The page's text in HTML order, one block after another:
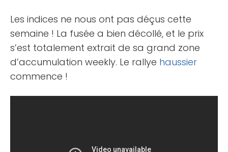
Les indices ne nous ont pas déçus cette
semaine ! La fusée a bien décollé, et le prix
s’est totalement extrait de sa grand zone
d’accumulation weekly. Le rallye haussier
commence !